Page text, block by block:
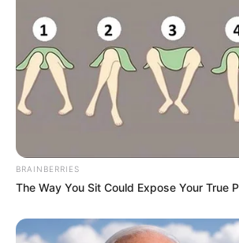
BRAINBERRIES
The Way You Sit Could Expose Your True